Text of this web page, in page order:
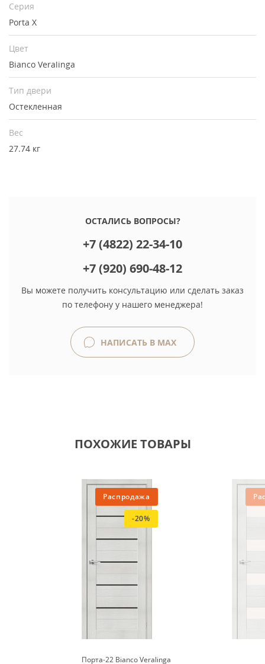
Серия
Porta X
Цвет
Bianco Veralinga
Тип двери
Остекленная
Вес
27.74 кг
ОСТАЛИСЬ ВОПРОСЫ?
+7 (4822) 22-34-10
+7 (920) 690-48-12
Вы можете получить консультацию или сделать заказ
по телефону у нашего менеджера!
НАПИСАТЬ В MAX
ПОХОЖИЕ ТОВАРЫ
Распродажа
-20%
Порта-22 Bianco Veralinga